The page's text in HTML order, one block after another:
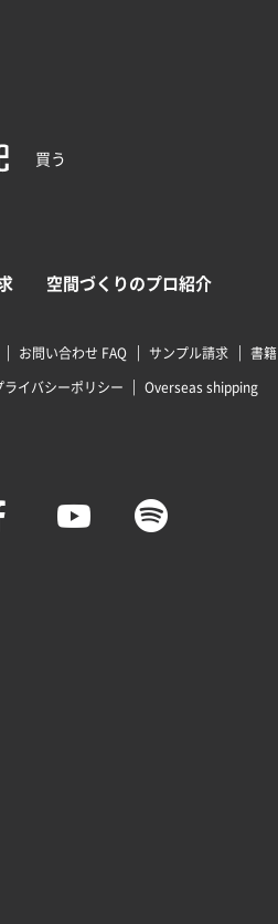
買う
空間づくりのプロ紹介
お問い合わせ FAQ サンプル請求 書籍
ライバシーポリシー Overseas shipping